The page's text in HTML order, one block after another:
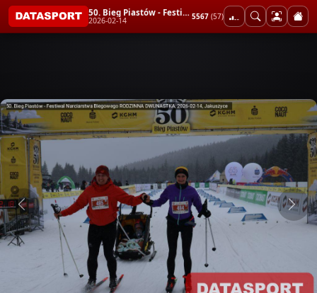
50. Bieg Piastów - Festiwal Narciarstwa Biegowego RODZINNA DWUNASTKA
2026-02-14 5567 (57)